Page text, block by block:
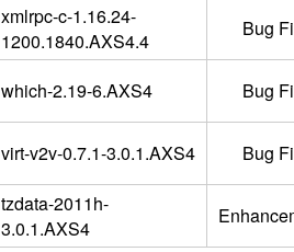
xmlrpc-c-1.16.24-
1200.1840.AXS4.4
Bug
which-2.19-6.AXS4
Bug
virt-v2v-0.7.1-3.0.1.AXS4
Bug
tzdata-2011h-
3.0.1.AXS4